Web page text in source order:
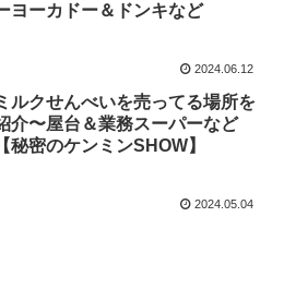
ヨーカドー＆ドンキなど
2024.06.12
ルクせんべいを売ってる場所を
介〜屋台＆業務スーパーなど
【秘密のケンミンSHOW】
2024.05.04